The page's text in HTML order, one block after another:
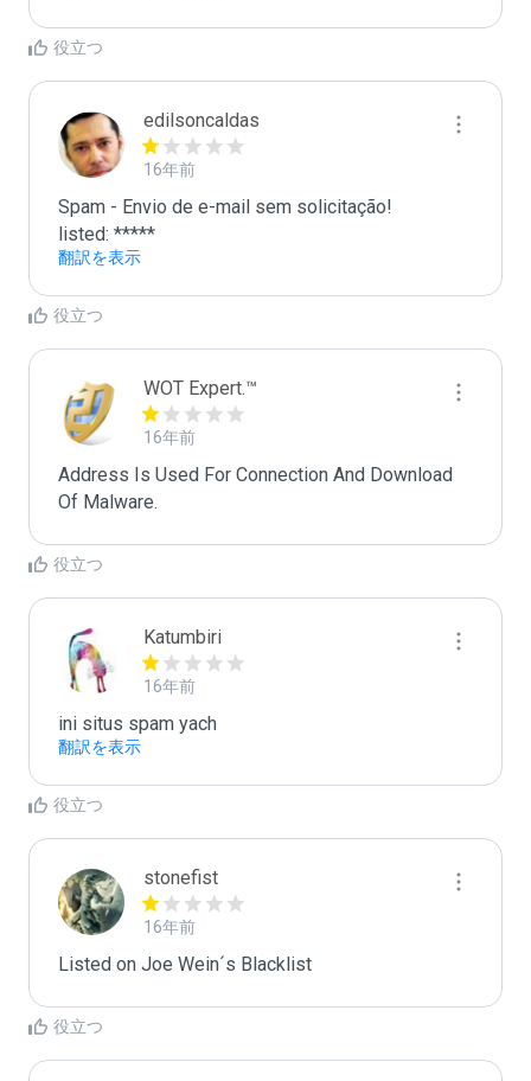
役立つ
edilsoncaldas
16年前
Spam - Envio de e-mail sem solicitação!
listed: *****
翻訳を表示
役立つ
WOT Expert.™
16年前
Address Is Used For Connection And Download
Of Malware.
役立つ
Katumbiri
16年前
ini situs spam yach
翻訳を表示
役立つ
stonefist
16年前
Listed on Joe Wein´s Blacklist
役立つ